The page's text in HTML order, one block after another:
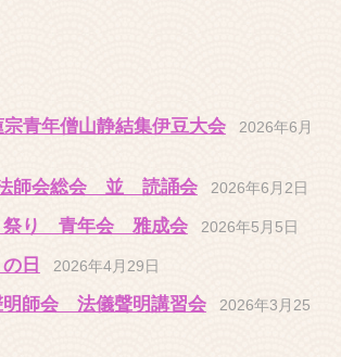
青年僧山静結集伊豆大会
2026年6月
師会総会 並 読誦会 2026年6月2日
祭り 青年会 雅成会 2026年5月5日
日 2026年4月29日
師会 法儀聲明講習会
2026年3月25